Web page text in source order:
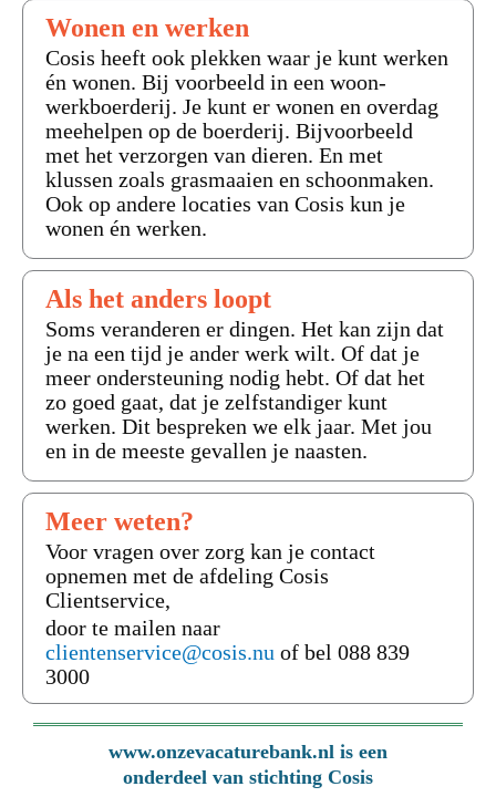
Wonen en werken
Cosis heeft ook plekken waar je kunt werken
én wonen. Bij voorbeeld in een woon-
werkboerderij. Je kunt er wonen en overdag
meehelpen op de boerderij. Bijvoorbeeld
met het verzorgen van dieren. En met
klussen zoals grasmaaien en schoonmaken.
Ook op andere locaties van Cosis kun je
wonen én werken.
Als het anders loopt
Soms veranderen er dingen. Het kan zijn dat
je na een tijd je ander werk wilt. Of dat je
meer ondersteuning nodig hebt. Of dat het
zo goed gaat, dat je zelfstandiger kunt
werken. Dit bespreken we elk jaar. Met jou
en in de meeste gevallen je naasten.
Meer weten?
Voor vragen over zorg kan je contact
opnemen met de afdeling Cosis
Clientservice,
door te mailen naar
clientenservice@cosis.nu of bel 088 839
3000
www.onzevacaturebank.nl is een
onderdeel van stichting Cosis